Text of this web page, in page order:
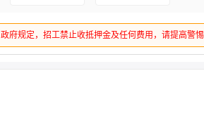
政府规定，招工禁止收抵押金及任何费用，请提高警